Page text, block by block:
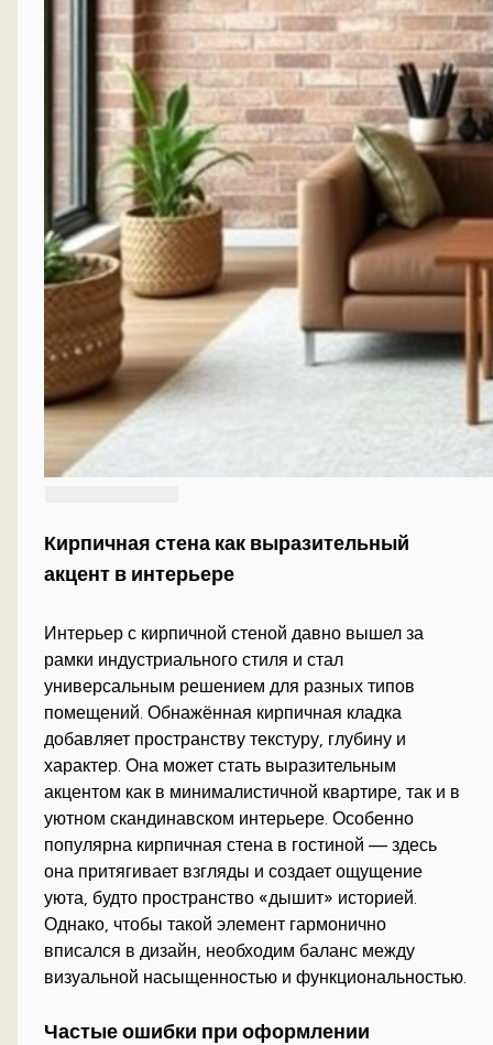
Кирпичная стена как выразительный
акцент в интерьере
Интерьер с кирпичной стеной давно вышел за
рамки индустриального стиля и стал
универсальным решением для разных типов
помещений. Обнажённая кирпичная кладка
добавляет пространству текстуру, глубину и
характер. Она может стать выразительным
акцентом как в минималистичной квартире, так и в
уютном скандинавском интерьере. Особенно
популярна кирпичная стена в гостиной — здесь
она притягивает взгляды и создает ощущение
уюта, будто пространство «дышит» историей.
Однако, чтобы такой элемент гармонично
вписался в дизайн, необходим баланс между
визуальной насыщенностью и функциональностью.
Частые ошибки при оформлении